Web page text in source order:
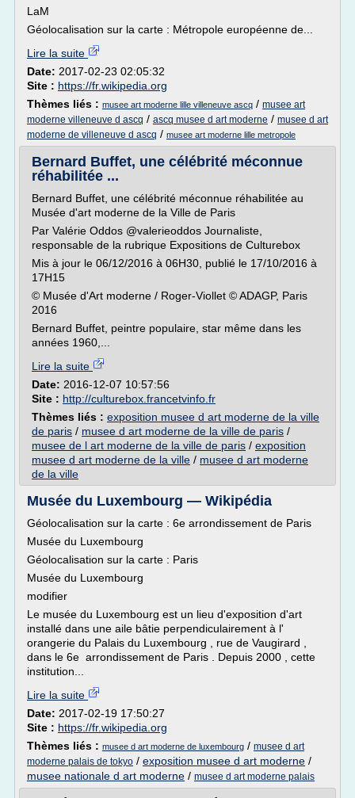
LaM
Géolocalisation sur la carte : Métropole européenne de...
Lire la suite
Date: 2017-02-23 02:05:32
Site : https://fr.wikipedia.org
Thèmes liés : musee art moderne lille villeneuve ascq / musee art
moderne villeneuve d ascq / ascq musee d art moderne / musee d art
moderne de villeneuve d ascq / musee art moderne lille metropole
Bernard Buffet, une célébrité méconnue
réhabilitée ...
Bernard Buffet, une célébrité méconnue réhabilitée au
Musée d'art moderne de la Ville de Paris
Par Valérie Oddos @valerieoddos Journaliste,
responsable de la rubrique Expositions de Culturebox
Mis à jour le 06/12/2016 à 06H30, publié le 17/10/2016 à
17H15
© Musée d'Art moderne / Roger-Viollet © ADAGP, Paris
2016
Bernard Buffet, peintre populaire, star même dans les
années 1960,...
Lire la suite
Date: 2016-12-07 10:57:56
Site : http://culturebox.francetvinfo.fr
Thèmes liés : exposition musee d art moderne de la ville
de paris / musee d art moderne de la ville de paris /
musee de l art moderne de la ville de paris / exposition
musee d art moderne de la ville / musee d art moderne
de la ville
Musée du Luxembourg — Wikipédia
Géolocalisation sur la carte : 6e arrondissement de Paris
Musée du Luxembourg
Géolocalisation sur la carte : Paris
Musée du Luxembourg
modifier
Le musée du Luxembourg est un lieu d'exposition d'art
installé dans une aile bâtie perpendiculairement à l'
orangerie du Palais du Luxembourg , rue de Vaugirard ,
dans le 6e arrondissement de Paris . Depuis 2000 , cette
institution...
Lire la suite
Date: 2017-02-19 17:50:27
Site : https://fr.wikipedia.org
Thèmes liés : musee d art moderne de luxembourg / musee d art
moderne palais de tokyo / exposition musee d art moderne /
musee nationale d art moderne / musee d art moderne palais